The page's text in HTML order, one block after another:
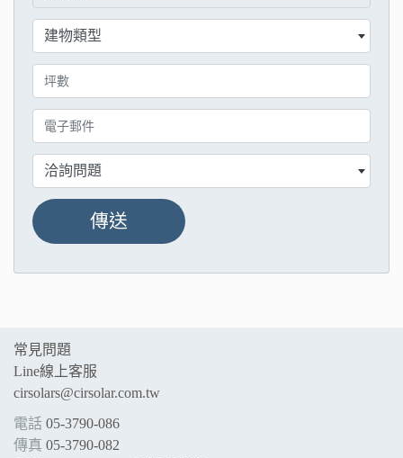
傳送
常見問題
Line線上客服
cirsolars@cirsolar.com.tw
電話 05-3790-086
傳真 05-3790-082